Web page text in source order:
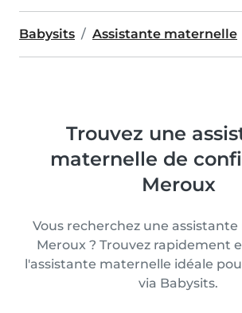
Babysits Assistante maternelle
Trouvez une
maternelle de
Meroux
Vous recherchez une
Meroux ? Trouvez rapidement
l'assistante maternelle idéale
via Babysits.